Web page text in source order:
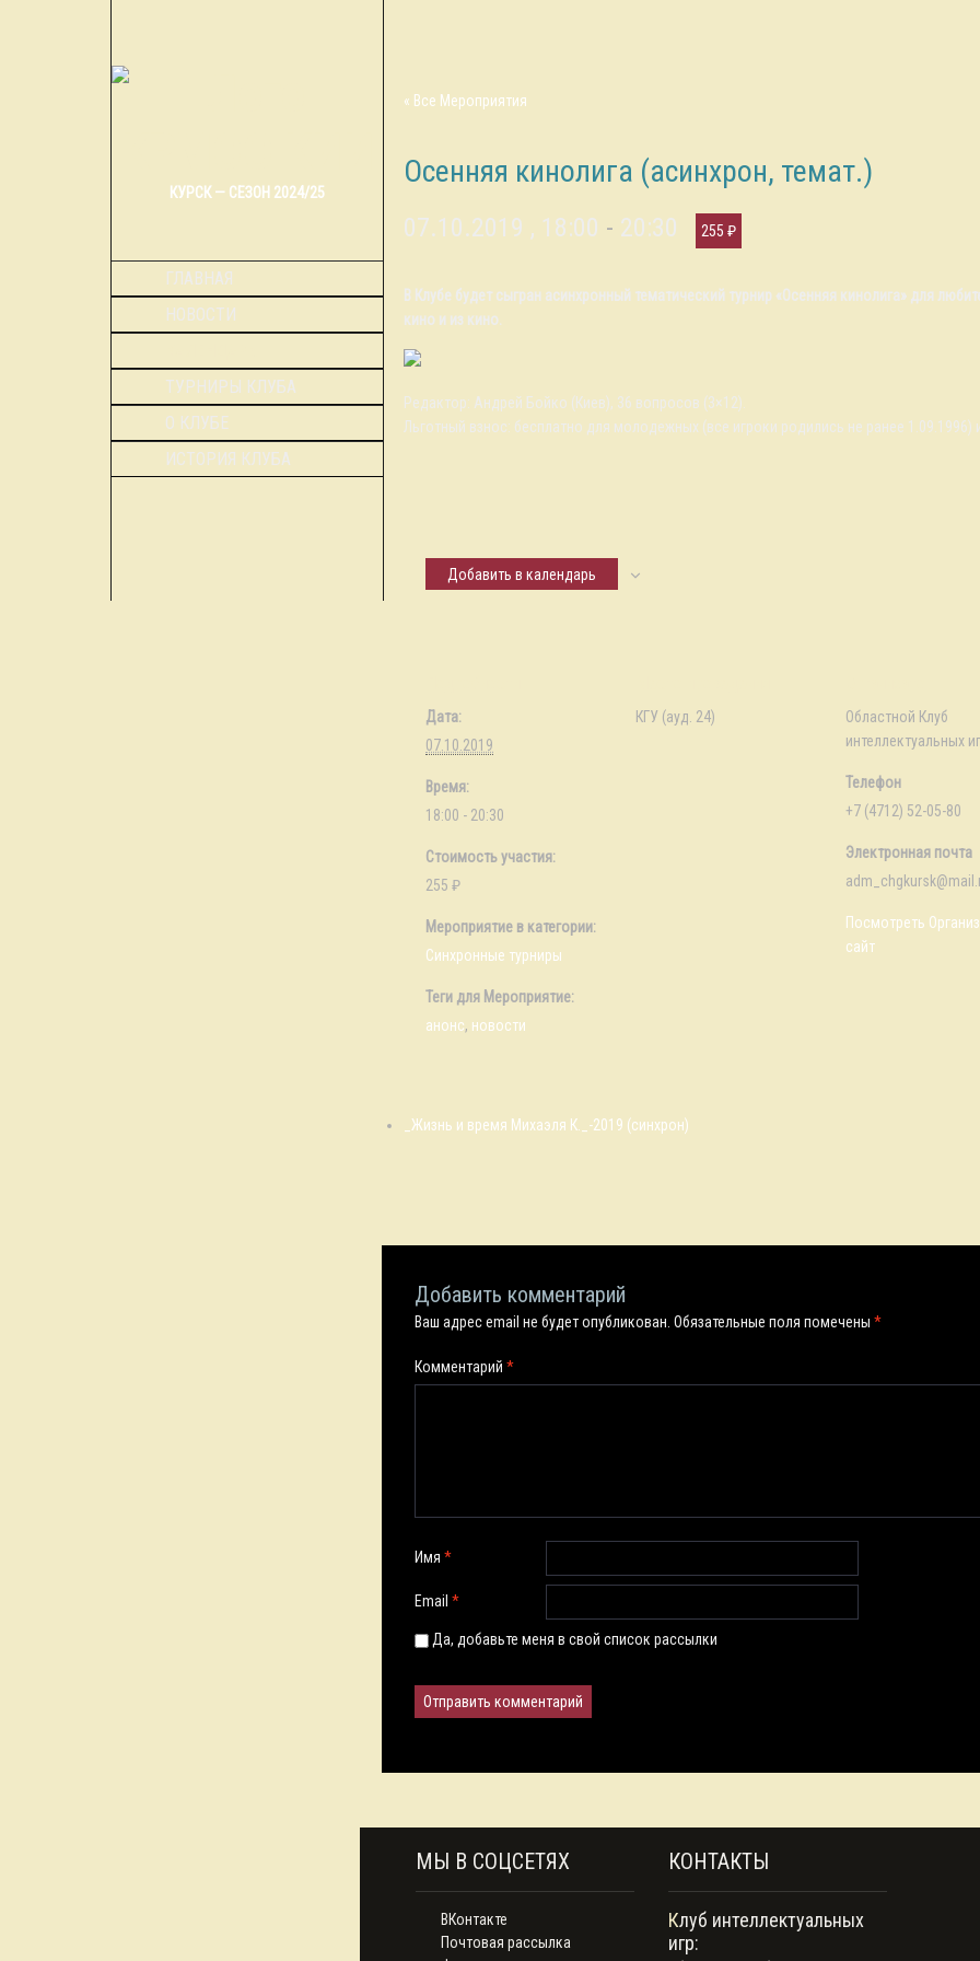
КУРСК — СЕЗОН 2024/25
ГЛАВНАЯ
НОВОСТИ
ТУРНИРЫ КЛУБА
О КЛУБЕ
ИСТОРИЯ КЛУБА
« Все Мероприятия
Осенняя кинолига (асинхрон, темат.)
07.10.2019 , 18:00 - 20:30 255 ₽
В Клубе будет сыгран асинхронный тематический турнир «Осенняя кинолига» для
кино и из кино.
Редактор: Андрей Бойко (Киев), 36 вопросов (3×12).
Льготный взнос: бесплатно для молодежных (все игроки родились не ранее 1.09.1996)
Добавить в календарь
Дата:
07.10.2019
Время:
18:00 - 20:30
Стоимость участия:
255 ₽
Мероприятие в категории:
Синхронные турниры
Теги для Мероприятие:
анонс, новости
КГУ (ауд. 24)
Областной Клуб
интеллектуальных
Телефон
+7 (4712) 52-05-80
Электронная почта
Посмотреть
сайт
_Жизнь и время Михаэля К._-2019 (синхрон)
Добавить комментарий
Ваш адрес email не будет опубликован. Обязательные поля помечены*
Комментарий*
Имя*
Email*
Да, добавьте меня в свой список рассылки
МЫ В СОЦСЕТЯХ
ВКонтакте
Почтовая рассылка
КОНТАКТЫ
Клуб интеллектуальных
игр: